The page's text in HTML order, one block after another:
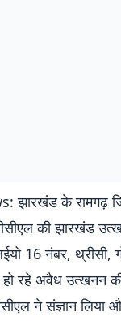
झारखंड के रामगढ़
की झारखंड
16 नंबर, थ्रीसी,
रहे अवैध उत्खनन
ने संज्ञान